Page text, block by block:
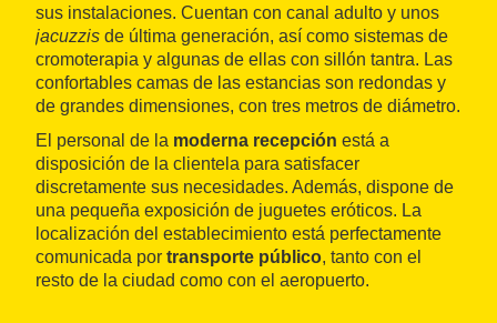
sus instalaciones. Cuentan con canal adulto y unos
jacuzzis de última generación, así como sistemas de
cromoterapia y algunas de ellas con sillón tantra. Las
confortables camas de las estancias son redondas y
de grandes dimensiones, con tres metros de diámetro.
El personal de la moderna recepción está a
disposición de la clientela para satisfacer
discretamente sus necesidades. Además, dispone de
una pequeña exposición de juguetes eróticos. La
localización del establecimiento está perfectamente
comunicada por transporte público, tanto con el
resto de la ciudad como con el aeropuerto.